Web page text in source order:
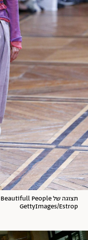
GettyImages/Estrop